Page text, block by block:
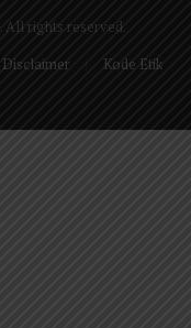
. All rights reserved.
Disclaimer Kode Etik